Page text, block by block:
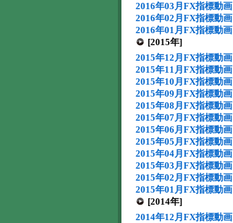
2016年03月FX指標動画
2016年02月FX指標動画
2016年01月FX指標動画
[2015年]
2015年12月FX指標動画
2015年11月FX指標動画
2015年10月FX指標動画
2015年09月FX指標動画
2015年08月FX指標動画
2015年07月FX指標動画
2015年06月FX指標動画
2015年05月FX指標動画
2015年04月FX指標動画
2015年03月FX指標動画
2015年02月FX指標動画
2015年01月FX指標動画
[2014年]
2014年12月FX指標動画